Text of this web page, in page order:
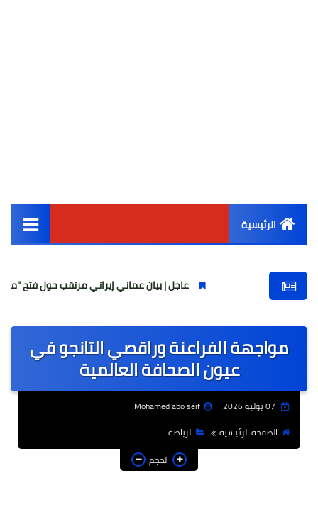
الرئيسية
أخبار مصر
عالمى
الرياضة
حوادث وقضايا
التعليم
عاجل | بيان عماني إيراني مرتقب حول فتح "ممر عبور
مواجهة الفراعنة وراقصي التانجو في
عيون الصحافة العالمية
Mohamed abo seif
الصفحة الرئيسية
الرياضة
الحجم